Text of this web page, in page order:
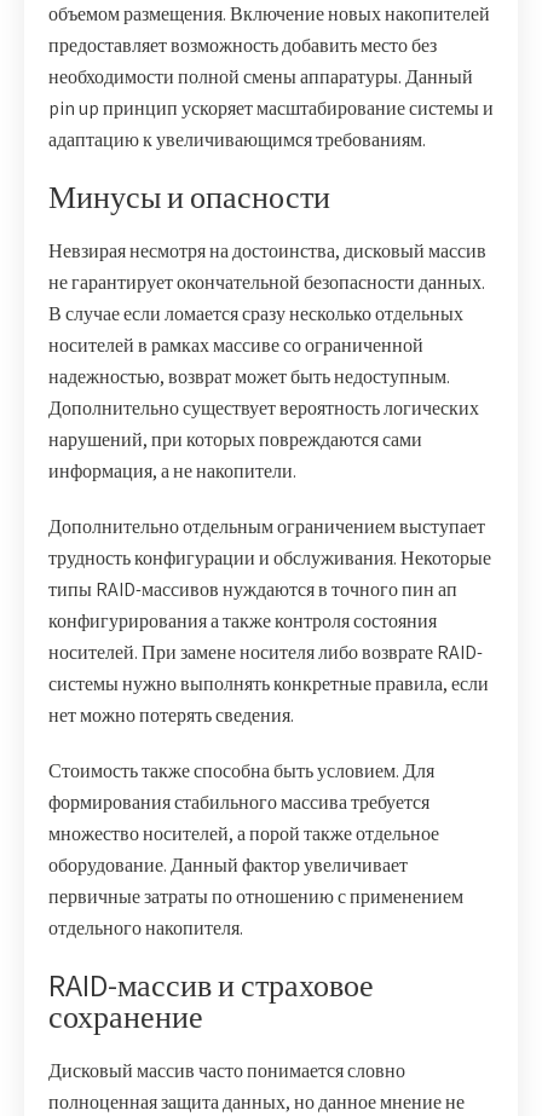
объемом размещения. Включение новых накопителей
предоставляет возможность добавить место без
необходимости полной смены аппаратуры. Данный
pin up принцип ускоряет масштабирование системы и
адаптацию к увеличивающимся требованиям.
Минусы и опасности
Невзирая несмотря на достоинства, дисковый массив
не гарантирует окончательной безопасности данных.
В случае если ломается сразу несколько отдельных
носителей в рамках массиве со ограниченной
надежностью, возврат может быть недоступным.
Дополнительно существует вероятность логических
нарушений, при которых повреждаются сами
информация, а не накопители.
Дополнительно отдельным ограничением выступает
трудность конфигурации и обслуживания. Некоторые
типы RAID-массивов нуждаются в точного пин ап
конфигурирования а также контроля состояния
носителей. При замене носителя либо возврате RAID-
системы нужно выполнять конкретные правила, если
нет можно потерять сведения.
Стоимость также способна быть условием. Для
формирования стабильного массива требуется
множество носителей, а порой также отдельное
оборудование. Данный фактор увеличивает
первичные затраты по отношению с применением
отдельного накопителя.
RAID-массив и страховое
сохранение
Дисковый массив часто понимается словно
полноценная защита данных, но данное мнение не